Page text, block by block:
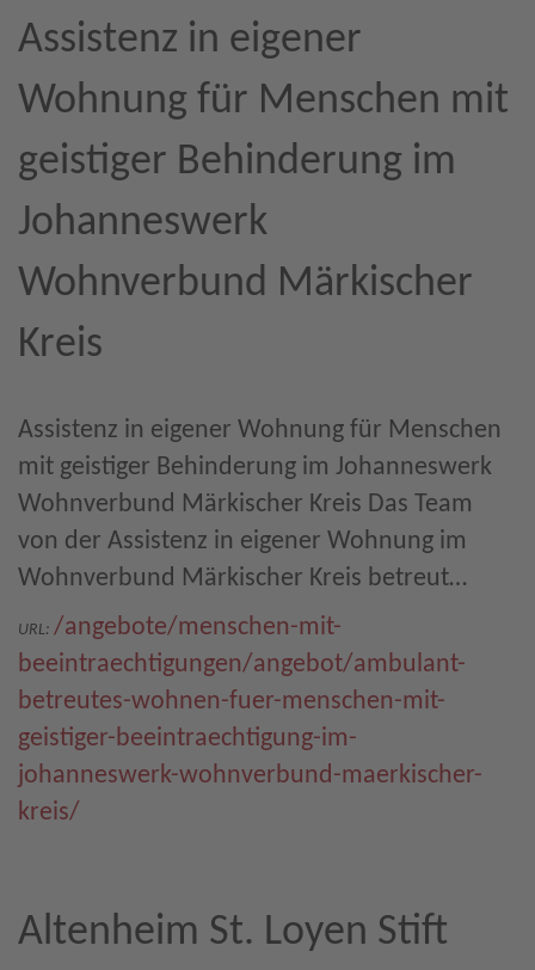
Assistenz in eigener
Wohnung für Menschen mit
geistiger Behinderung im
Johanneswerk
Wohnverbund Märkischer
Kreis
Assistenz in eigener Wohnung für Menschen
mit geistiger Behinderung im Johanneswerk
Wohnverbund Märkischer Kreis Das Team
von der Assistenz in eigener Wohnung im
Wohnverbund Märkischer Kreis betreut…
URL: /angebote/menschen-mit-
beeintraechtigungen/angebot/ambulant-
betreutes-wohnen-fuer-menschen-mit-
geistiger-beeintraechtigung-im-
johanneswerk-wohnverbund-maerkischer-
kreis/
Altenheim St. Loyen Stift